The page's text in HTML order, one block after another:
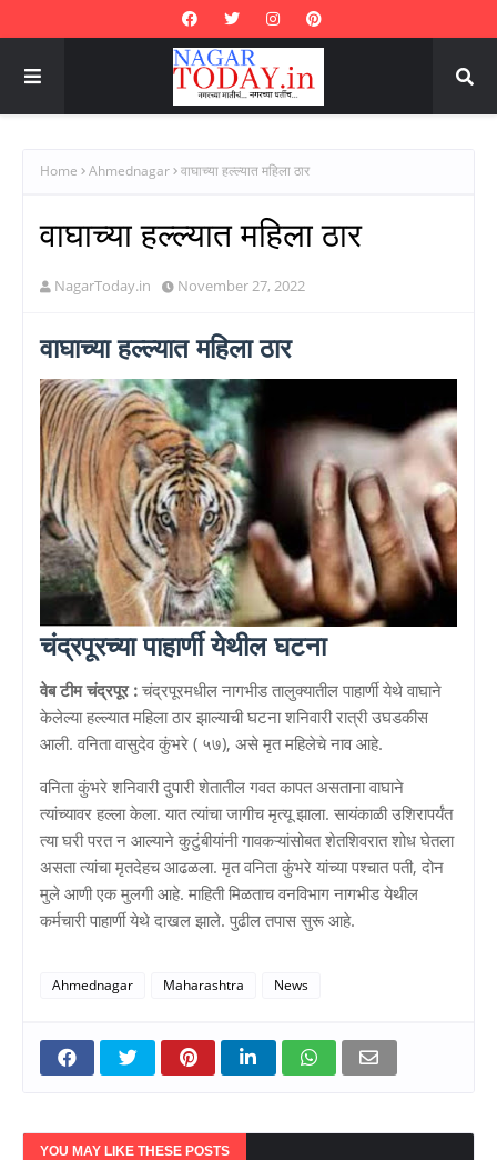
Home Ahmednagar वाघाच्या हल्ल्यात महिला ठार
वाघाच्या हल्ल्यात महिला ठार
NagarToday.in November 27, 2022
वाघाच्या हल्ल्यात महिला ठार
चंद्रपूरच्या पाहार्णी येथील घटना
वेब टीम चंद्रपूर : चंद्रपूरमधील नागभीड तालुक्यातील पाहार्णी येथे वाघाने
केलेल्या हल्ल्यात महिला ठार झाल्याची घटना शनिवारी रात्री उघडकीस
आली. वनिता वासुदेव कुंभरे ( ५७), असे मृत महिलेचे नाव आहे.
वनिता कुंभरे शनिवारी दुपारी शेतातील गवत कापत असताना वाघाने
त्यांच्यावर हल्ला केला. यात त्यांचा जागीच मृत्यू झाला. सायंकाळी उशिरापर्यंत
त्या घरी परत न आल्याने कुटुंबीयांनी गावकऱ्यांसोबत शेतशिवरात शोध घेतला
असता त्यांचा मृतदेहच आढळला. मृत वनिता कुंभरे यांच्या पश्चात पती, दोन
मुले आणी एक मुलगी आहे. माहिती मिळताच वनविभाग नागभीड येथील
कर्मचारी पाहार्णी येथे दाखल झाले. पुढील तपास सुरू आहे.
Ahmednagar Maharashtra News
YOU MAY LIKE THESE POSTS